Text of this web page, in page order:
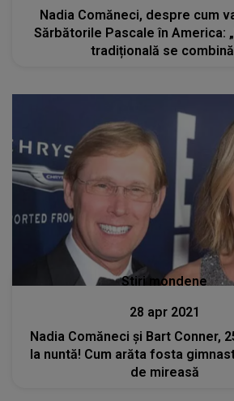
Nadia Comăneci, despre cum
Sărbătorile Pascale în America:
tradițională se
Stiri mondene
28 apr 2021
Nadia Comăneci și Bart Conner,
la nuntă! Cum arăta fosta
de mireasă